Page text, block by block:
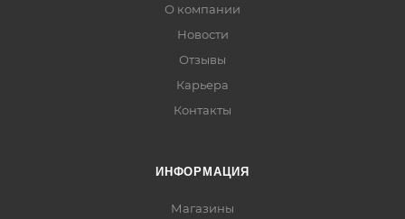
О компании
Новости
Отзывы
Карьера
Контакты
ИНФОРМАЦИЯ
Магазины